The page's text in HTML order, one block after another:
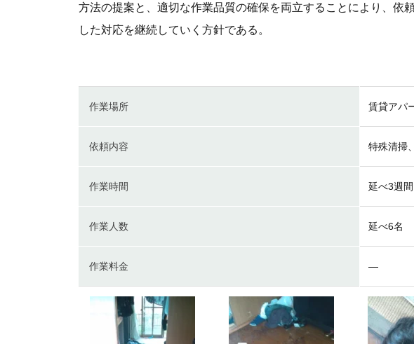
方法の提案と、適切な作業品質の確保を両立することにより、依
した対応を継続していく方針である。
作業場所 賃貸アパ
依頼内容 特殊清掃
作業時間 延べ3週間
作業人数 延べ6名
作業料金 ―